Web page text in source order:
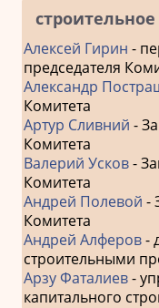
строительное
Алексей Гирин -
председателя
Александр
Комитета
Артур Сливний -
Комитета
Валерий Усков-
Комитета
Андрей Полевой -
Комитета
Андрей Алферов-
строительными
Арзу Фаталиев-
капитального